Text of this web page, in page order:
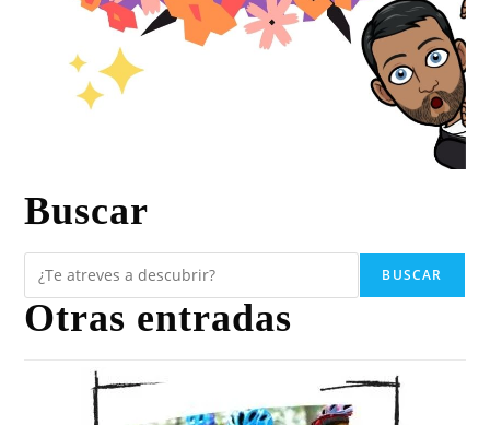
Buscar
BUSCAR
Otras entradas